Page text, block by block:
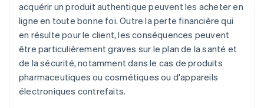
acquérir un produit authentique peuvent les acheter en
ligne en toute bonne foi. Outre la perte financière qui
en résulte pour le client, les conséquences peuvent
être particulièrement graves sur le plan de la santé et
de la sécurité, notamment dans le cas de produits
pharmaceutiques ou cosmétiques ou d'appareils
électroniques contrefaits.